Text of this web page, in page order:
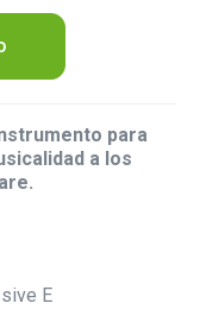
para
a los